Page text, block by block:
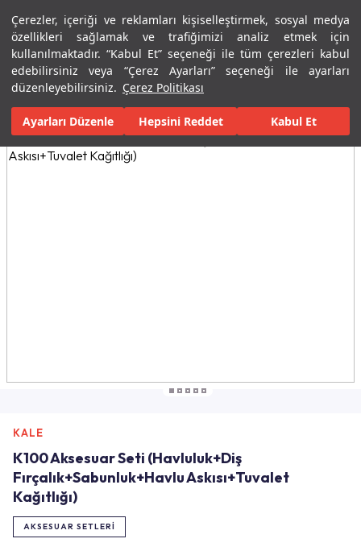
Çerezler, içeriği ve reklamları kişiselleştirmek, sosyal medya
özellikleri sağlamak ve trafiğimizi analiz etmek için
kullanılmaktadır. “Kabul Et” seçeneği ile tüm çerezleri kabul
edebilirsiniz veya “Çerez Ayarları” seçeneği ile ayarları
düzenleyebilirsiniz. Çerez Politikası
Ayarları Düzenle Hepsini Reddet Kabul Et
Menü Menü
Ana Sayfa Banyolar Banyo Aksesuarları Aksesuar Setleri
Tüm Görseller(5)
KALE
K100 Aksesuar Seti (Havluluk+Diş
Fırçalık+Sabunluk+Havlu Askısı+Tuvalet
Kağıtlığı)
AKSESUAR SETLERI